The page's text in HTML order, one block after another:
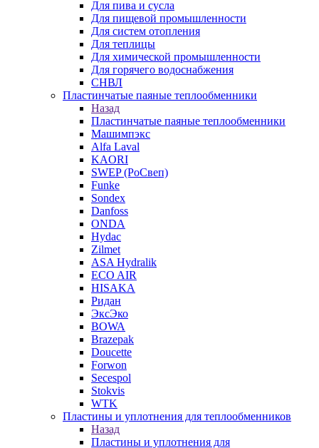
Для пива и сусла
Для пищевой промышленности
Для систем отопления
Для теплицы
Для химической промышленности
Для горячего водоснабжения
СНВЛ
Пластинчатые паяные теплообменники
Назад
Пластинчатые паяные теплообменники
Машимпэкс
Alfa Laval
KAORI
SWEP (РоСвеп)
Funke
Sondex
Danfoss
ONDA
Hydac
Zilmet
ASA Hydralik
ECO AIR
HISAKA
Ридан
ЭксЭко
BOWA
Brazepak
Doucette
Forwon
Secespol
Stokvis
WTK
Пластины и уплотнения для теплообменников
Назад
Пластины и уплотнения для